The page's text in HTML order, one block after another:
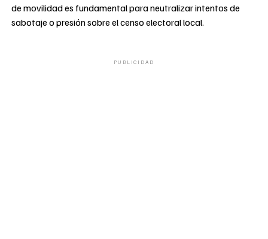
de movilidad es fundamental para neutralizar intentos de
sabotaje o presión sobre el censo electoral local.
PUBLICIDAD